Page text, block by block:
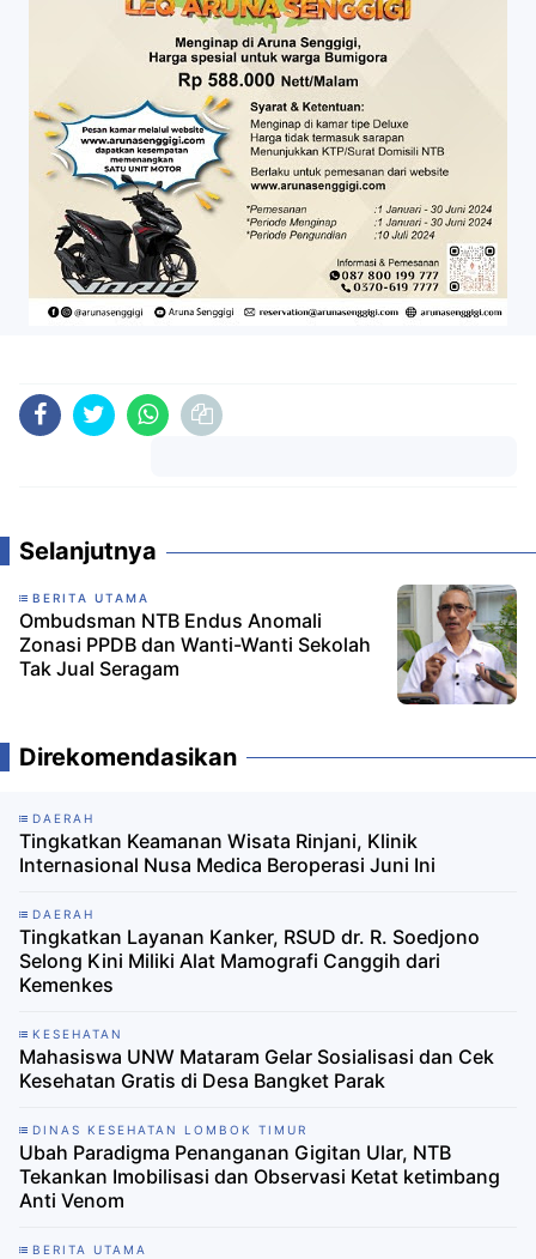
Selanjutnya
BERITA UTAMA
Ombudsman NTB Endus Anomali
Zonasi PPDB dan Wanti-Wanti Sekolah
Tak Jual Seragam
Direkomendasikan
DAERAH
Tingkatkan Keamanan Wisata Rinjani, Klinik
Internasional Nusa Medica Beroperasi Juni Ini
DAERAH
Tingkatkan Layanan Kanker, RSUD dr. R. Soedjono
Selong Kini Miliki Alat Mamografi Canggih dari
Kemenkes
KESEHATAN
Mahasiswa UNW Mataram Gelar Sosialisasi dan Cek
Kesehatan Gratis di Desa Bangket Parak
DINAS KESEHATAN LOMBOK TIMUR
Ubah Paradigma Penanganan Gigitan Ular, NTB
Tekankan Imobilisasi dan Observasi Ketat ketimbang
Anti Venom
BERITA UTAMA